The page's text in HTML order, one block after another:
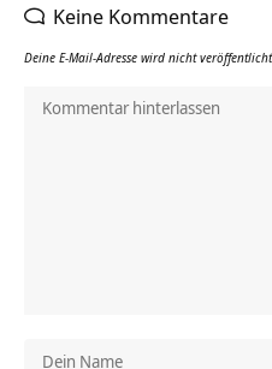
Keine Kommentare
Deine E-Mail-Adresse wird nicht veröffentlicht.